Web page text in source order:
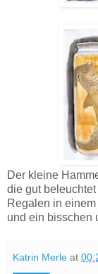
Der kleine
die gut
Regalen in
und ein bisschen
Katrin Merle at